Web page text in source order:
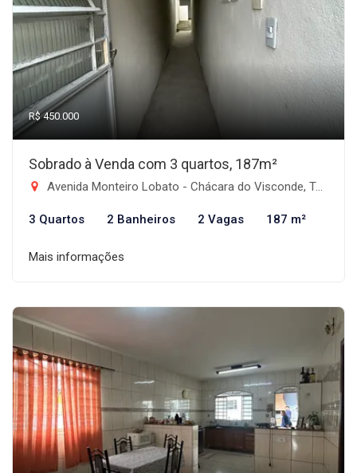
R$ 450.000
Sobrado à Venda com 3 quartos, 187m²
Avenida Monteiro Lobato - Chácara do Visconde, Taubaté-SP
3 Quartos 2 Banheiros 2 Vagas 187 m²
Mais informações